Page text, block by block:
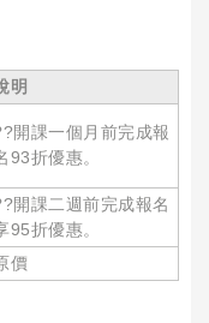
明
開課一個月前完成報
93折優惠。
開課二週前完成報名
95折優惠。
價